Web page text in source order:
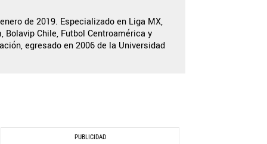
de 2019. Especializado en Liga MX,
Bolavip Chile, Futbol Centroamérica y
egresado en 2006 de la Universidad